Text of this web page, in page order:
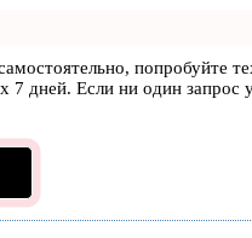
попробуйте
7 дней. Если ни один запрос